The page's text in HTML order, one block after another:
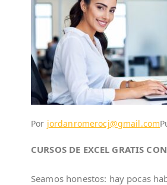
Por jordanromerocj@gmail.com
CURSOS DE EXCEL GRATIS
Seamos honestos: hay pocas